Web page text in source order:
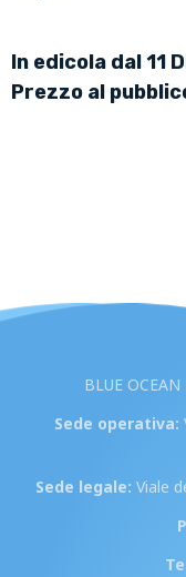
In edicola dal 11
Prezzo al
BLUE
Sede operativa:
Sede legale: Viale